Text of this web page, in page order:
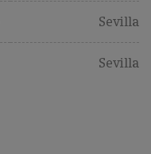
Sevilla
Sevilla